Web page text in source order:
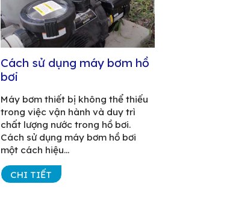
Cách sử dụng máy bơm hồ
bơi
Máy bơm thiết bị không thể thiếu
trong việc vận hành và duy trì
chất lượng nước trong hồ bơi.
Cách sử dụng máy bơm hồ bơi
một cách hiệu...
CHI TIẾT